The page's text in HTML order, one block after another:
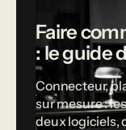
Faire
: le guide
Connecteur,
sur mesure :
deux logiciels,